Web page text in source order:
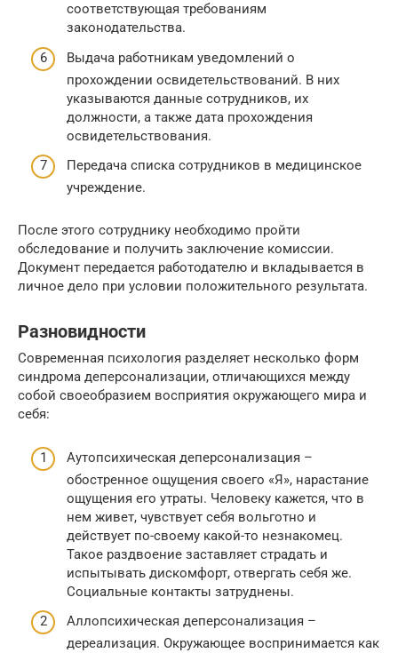
соответствующая требованиям
законодательства.
Выдача работникам уведомлений о
прохождении освидетельствований. В них
указываются данные сотрудников, их
должности, а также дата прохождения
освидетельствования.
Передача списка сотрудников в медицинское
учреждение.
После этого сотруднику необходимо пройти
обследование и получить заключение комиссии.
Документ передается работодателю и вкладывается в
личное дело при условии положительного результата.
Разновидности
Современная психология разделяет несколько форм
синдрома деперсонализации, отличающихся между
собой своеобразием восприятия окружающего мира и
себя:
Аутопсихическая деперсонализация –
обостренное ощущения своего «Я», нарастание
ощущения его утраты. Человеку кажется, что в
нем живет, чувствует себя вольготно и
действует по-своему какой-то незнакомец.
Такое раздвоение заставляет страдать и
испытывать дискомфорт, отвергать себя же.
Социальные контакты затруднены.
Аллопсихическая деперсонализация –
дереализация. Окружающее воспринимается как